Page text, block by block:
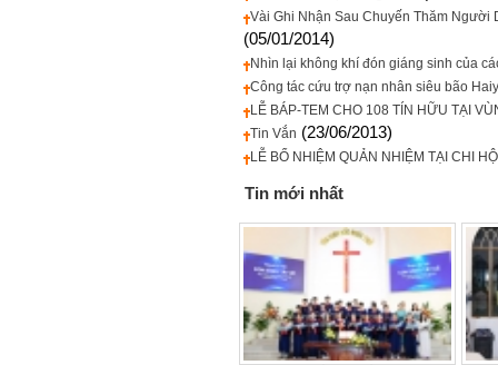
Vài Ghi Nhận Sau Chuyến Thăm Người
(05/01/2014)
Nhìn lại không khí đón giáng sinh của
Công tác cứu trợ nạn nhân siêu bão
LỄ BÁP-TEM CHO 108 TÍN HỮU TẠI
Tin Vắn (23/06/2013)
LỄ BỔ NHIỆM QUẢN NHIỆM TẠI CHI
Tin mới nhất